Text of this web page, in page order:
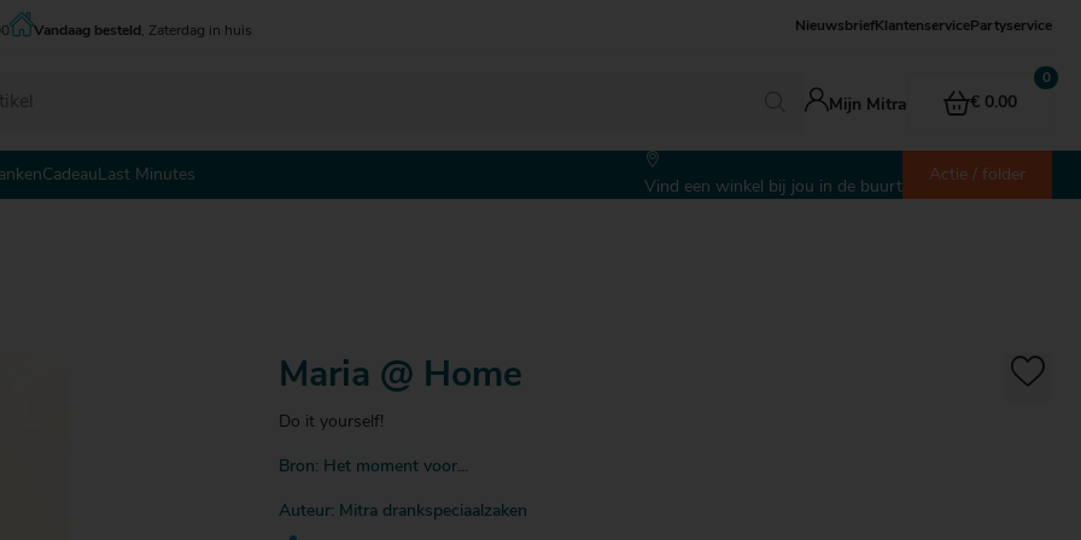
Vandaag besteld , Zaterdag in huis Nieuwsbrief KlantenservicePartyservice
Mijn Mitra € 0.00
Cadeau Last Minutes
Vind een winkel bij jou in de buurt
Actie / folder
Maria @ Home
Do it yourself!
Bron: Het moment voor...
Auteur: Mitra drankspeciaalzaken